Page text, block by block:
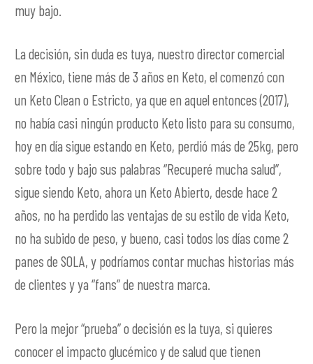
muy bajo.
La decisión, sin duda es tuya, nuestro director comercial
en México, tiene más de 3 años en Keto, el comenzó con
un Keto Clean o Estricto, ya que en aquel entonces (2017),
no había casi ningún producto Keto listo para su consumo,
hoy en día sigue estando en Keto, perdió más de 25kg, pero
sobre todo y bajo sus palabras “Recuperé mucha salud”,
sigue siendo Keto, ahora un Keto Abierto, desde hace 2
años, no ha perdido las ventajas de su estilo de vida Keto,
no ha subido de peso, y bueno, casi todos los días come 2
panes de SOLA, y podríamos contar muchas historias más
de clientes y ya “fans” de nuestra marca.
Pero la mejor “prueba” o decisión es la tuya, si quieres
conocer el impacto glucémico y de salud que tienen